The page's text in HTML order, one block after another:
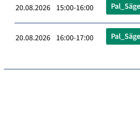
20.08.2026 15:00-16:00 Pal_Säge
20.08.2026 16:00-17:00 Pal_Säge